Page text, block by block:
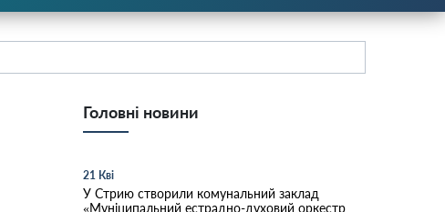
Головні новини
21 Кві
У Стрию створили комунальний заклад
«Муніципальний естрадно-духовий оркестр